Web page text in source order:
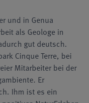
und in Genua
als Geologe in
gut deutsch.
Cinque Terre, bei
Mitarbeiter bei der
Er
Ihm ist es ein